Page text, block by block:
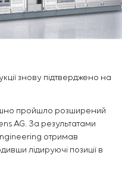
випробування
об’єктів
знову підтверджено на
пройшло розширений
AG. За результатами
отримав
лідируючі позиції в